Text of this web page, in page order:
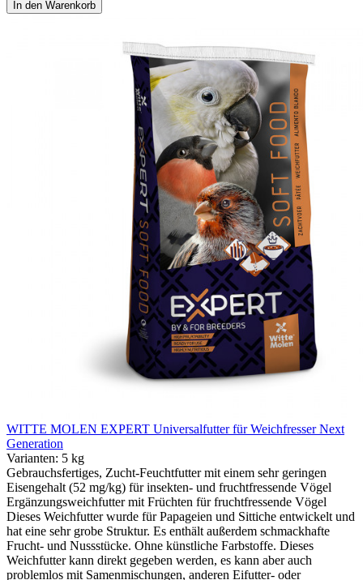
In den Warenkorb
WITTE MOLEN EXPERT Universalfutter für Weichfresser Next
Generation
Varianten: 5 kg
Gebrauchsfertiges, Zucht-Feuchtfutter mit einem sehr geringen
Eisengehalt (52 mg/kg) für insekten- und fruchtfressende Vögel
Ergänzungsweichfutter mit Früchten für fruchtfressende Vögel
Dieses Weichfutter wurde für Papageien und Sittiche entwickelt und
hat eine sehr grobe Struktur. Es enthält außerdem schmackhafte
Frucht- und Nussstücke. Ohne künstliche Farbstoffe. Dieses
Weichfutter kann direkt gegeben werden, es kann aber auch
problemlos mit Samenmischungen, anderen Eifutter- oder